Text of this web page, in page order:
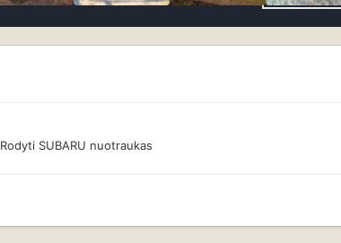
Rodyti SUBARU nuotraukas